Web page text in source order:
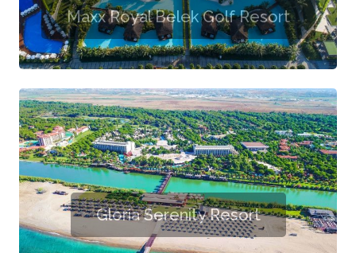
Maxx Royal Belek Golf Resort
Gloria Serenity Resort